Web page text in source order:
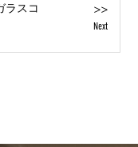
>>
Next
ラスコ